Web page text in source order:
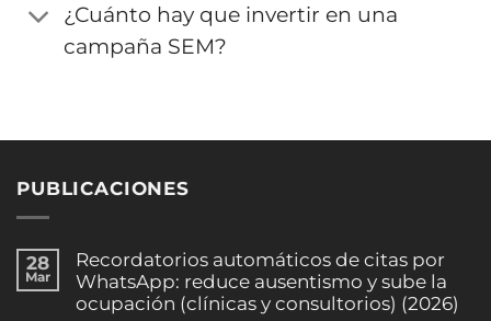
¿Cuánto hay que invertir en una
campaña SEM?
PUBLICACIONES
28
Mar
Recordatorios automáticos de citas por
WhatsApp: reduce ausentismo y sube la
ocupación (clínicas y consultorios) (2026)